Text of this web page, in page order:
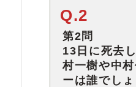
Q.2
第2問
13日に死去
村一樹や中
ーは誰でしょ